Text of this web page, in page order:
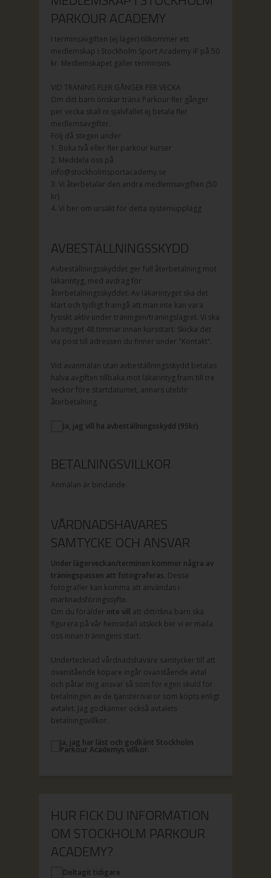
PARKOUR ACADEMY
I terminsavgiften (ej läger) tillkommer ett
medlemskap i Stockholm Sport Academy IF på 50
kr. Medlemskapet gäller terminsvis.
VID TRÄNING FLER GÅNGER PER VECKA
Om ditt barn önskar träna Parkour fler gånger
per vecka skall ni självfallet ej betala fler
medlemsavgifter.
Följ då stegen under:
1. Boka två eller fler parkour kurser
2. Meddela oss på
info@stockholmsportacademy.se
3. Vi återbetalar den andra medlemsavgiften (50
kr)
4. Vi ber om ursäkt för detta systemupplägg
AVBESTÄLLNINGSSKYDD
Avbeställningsskyddet ger full återbetalning mot
läkarintyg, med avdrag för
återbetalningsskyddet. Av läkarintyget ska det
klart och tydligt framgå att man inte kan vara
fysiskt aktiv under träningen/träningslägret. Vi ska
ha intyget 48 timmar innan kursstart. Skicka det
via post till adressen du finner under "Kontakt".
Vid avanmälan utan avbeställningsskydd betalas
halva avgiften tillbaka mot läkarintyg fram till tre
veckor före startdatumet, annars uteblir
återbetalning.
Ja, jag vill ha avbeställningsskydd (95kr)
BETALNINGSVILLKOR
Anmälan är bindande.
VÅRDNADSHAVARES
SAMTYCKE OCH ANSVAR
Under lägerveckan/terminen kommer några av
träningspassen att fotograferas. Dessa
fotografier kan komma att användas i
marknadsföringssyfte.
Om du förälder inte vill att ditt/dina barn ska
figurera på vår hemsida/i utskick ber vi er maila
oss innan träningens start.
Undertecknad vårdnadshavare samtycker till att
ovanstående köpare ingår ovanstående avtal
och påtar mig ansvar så som för egen skuld för
betalningen av de tjänster/varor som köpts enligt
avtalet. Jag godkänner också avtalets
betalningsvillkor.
Ja, jag har läst och godkänt Stockholm
Parkour Academys villkor.
HUR FICK DU INFORMATION
OM STOCKHOLM PARKOUR
ACADEMY?
Deltagit tidigare